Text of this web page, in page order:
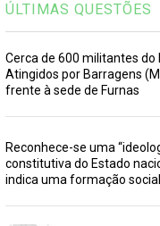
ÚLTIMAS QUESTÕES
Cerca de 600 militantes do
Atingidos por Barragens
frente à sede de Furnas
Reconhece-se uma
constitutiva do Estado
indica uma formação social